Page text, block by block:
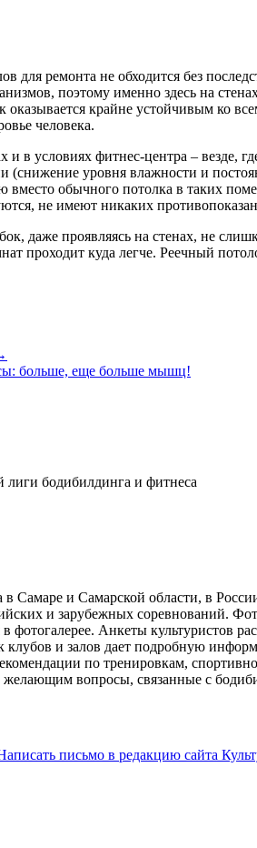
ремонта не обходится без
поэтому именно здесь на
оказывается крайне устойчивым ко
человека.
условиях фитнес-центра – везде,
уровня влажности и
обычного потолка в таких
не имеют никаких
даже проявляясь на стенах, не
проходит куда легче. Реечный
больше, еще больше мышц!
лиги бодибилдинга и фитнеса
в Самаре и Самарской области, в
и зарубежных соревнований.
фотогалерее. Анкеты культуристов
и залов дает подробную
по тренировкам,
желающим вопросы, связанные с